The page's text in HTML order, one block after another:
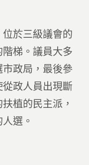
於三級議會的
梯。議員大多
政局，最後參
政人員出現斷
植的民主派，
選。